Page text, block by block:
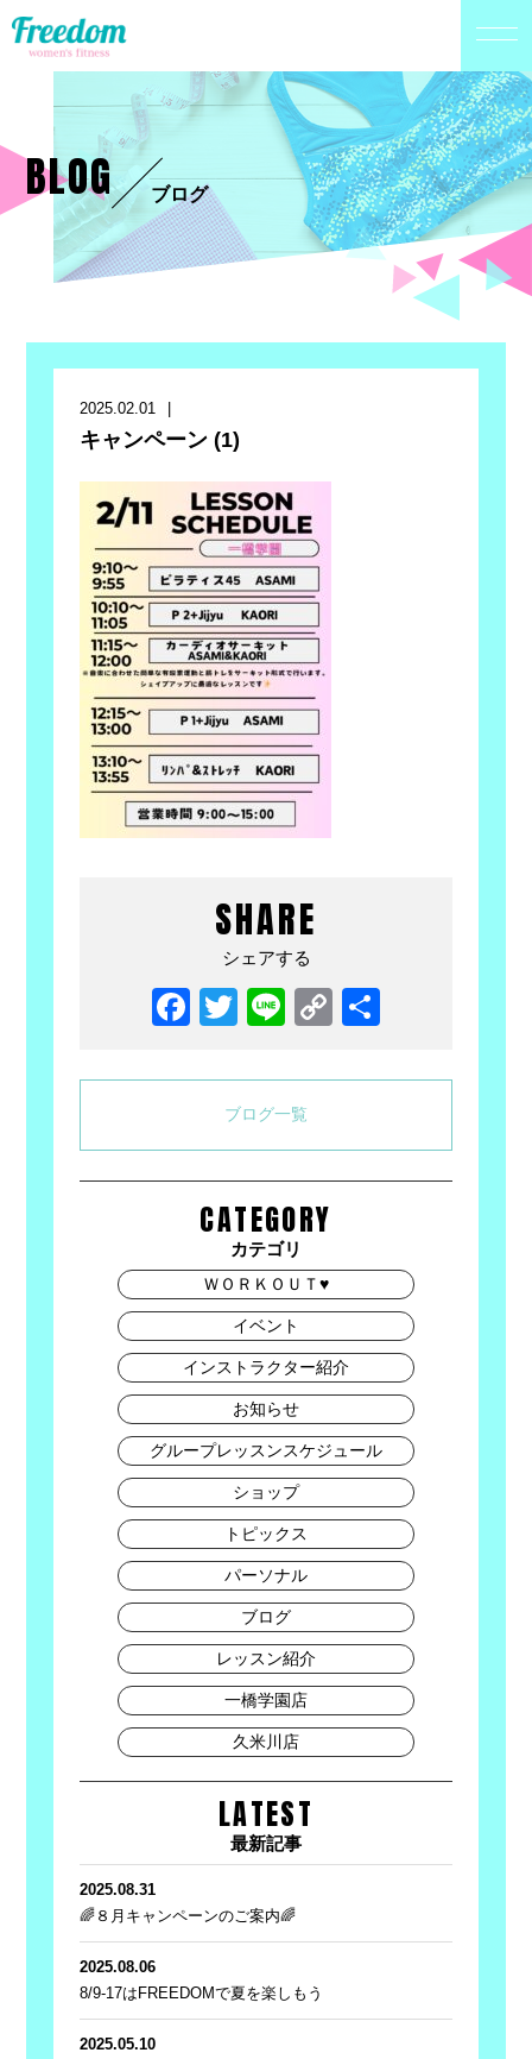
BLOG ブログ
2025.02.01
キャンペーン (1)
SHARE
シェアする
Facebook
Twitter
LineCopy
ブログ一覧
CATEGORY
カテゴリ
ＷＯＲＫＯＵＴ♥
イベント
インストラクター紹介
お知らせ
グループレッスンスケジュール
ショップ
トピックス
パーソナル
ブログ
レッスン紹介
一橋学園店
久米川店
LATEST
最新記事
2025.08.31
🌈８月キャンペーンのご案内🌈
2025.08.06
8/9-17はFREEDOMで夏を楽しもう
2025.05.10